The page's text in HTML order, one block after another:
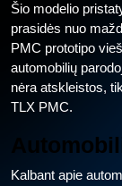
Šio modelio
prasidės nuo
PMC prototipo
automobilių
nėra atskleistos,
TLX PMC.
Kalbant apie